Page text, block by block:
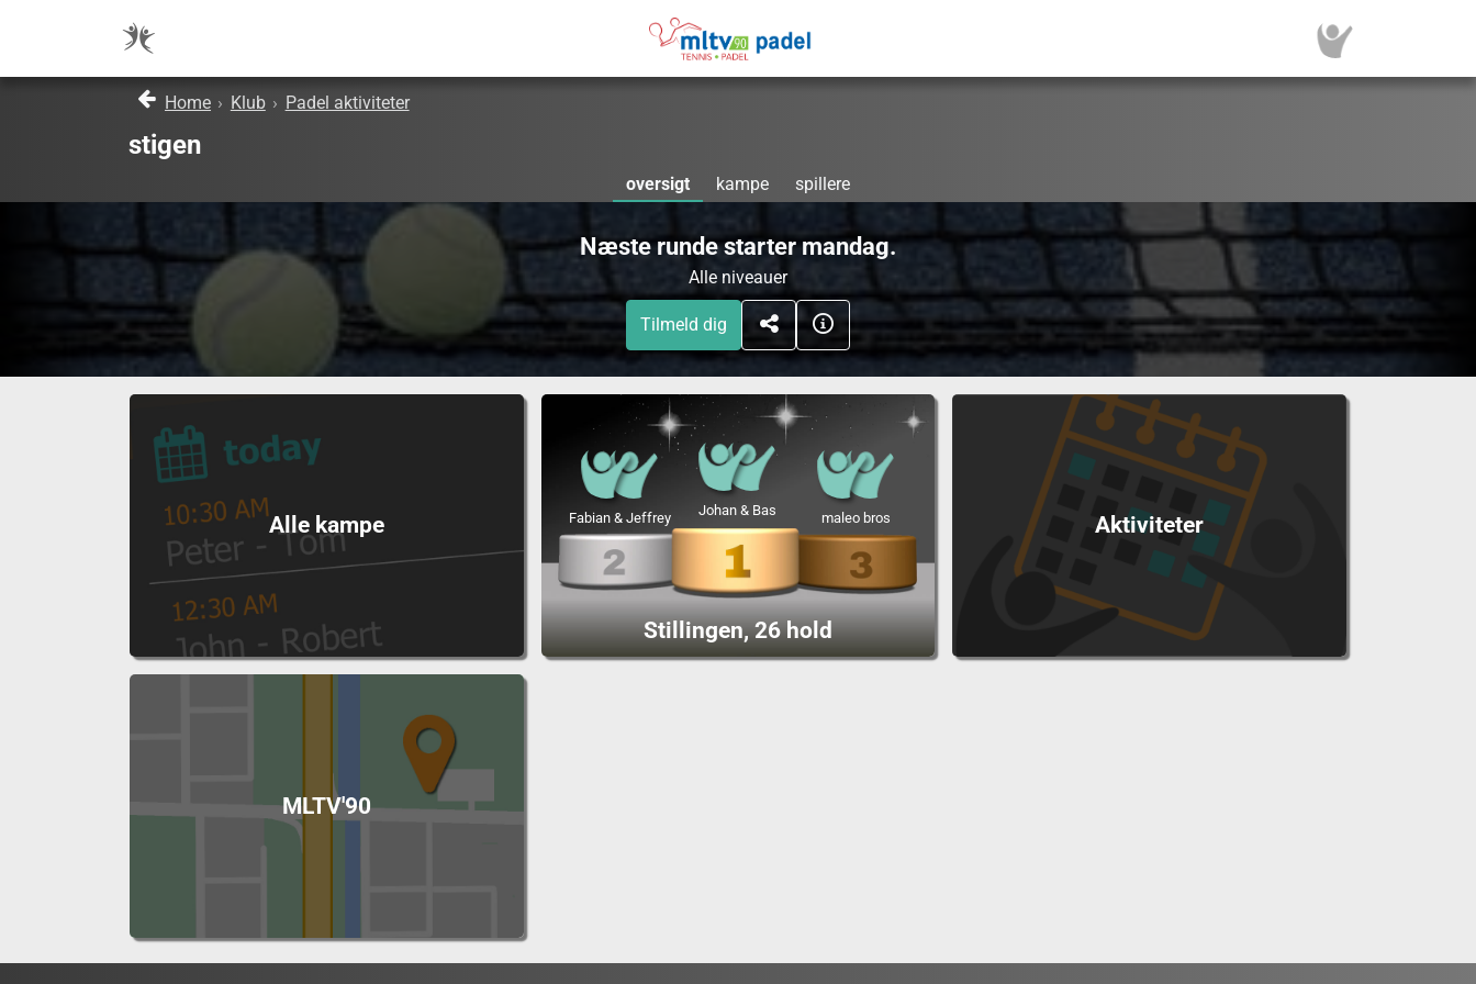
Home › Klub › Padel aktiviteter
stigen
oversigt kampe spillere
Næste runde starter mandag.
Alle niveauer
Tilmeld dig
Alle kampe
Stillingen, 26 hold
Johan & Bas
Fabian & Jeffrey maleo bros Aktiviteter
MLTV'90